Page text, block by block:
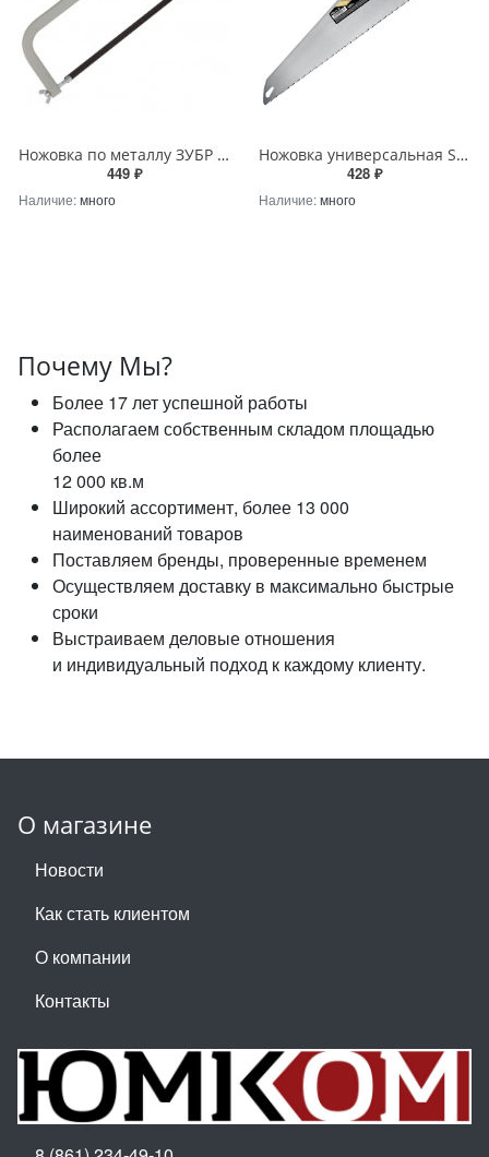
Ножовка по металлу ЗУБР MS-100 300мм 60кгс
449 ₽
Наличие:много
Ножовка универсальная STAYER Universal 400мм, 7TPI, закаленный зуб, рез вдоль и поперек волокон, для средних заготовок, фанеры, ДСП, МДФ
428 ₽
Наличие:много
Почему Мы?
Более 17 лет успешной работы
Располагаем собственным складом площадью
более
12 000 кв.м
Широкий ассортимент, более 13 000
наименований товаров
Поставляем бренды, проверенные временем
Осуществляем доставку в максимально быстрые
сроки
Выстраиваем деловые отношения
и индивидуальный подход к каждому клиенту.
О магазине
Новости
Как стать клиентом
О компании
Контакты